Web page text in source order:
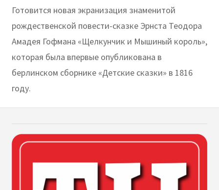
Готовится новая экранизация знаменитой
рождественской повести-сказке Эрнста Теодора
Амадея Гофмана «Щелкунчик и Мышиный король»,
которая была впервые опубликована в
берлинском сборнике «Детские сказки» в 1816
году.